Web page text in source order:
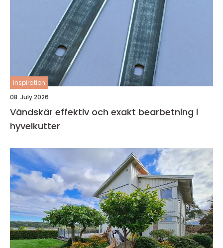
inspiration
08. July 2026
Vändskär effektiv och exakt bearbetning i
hyvelkutter